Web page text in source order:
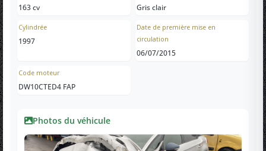
163 cv Gris clair
Cylindrée
1997
Date de première mise en
circulation
06/07/2015
Code moteur
DW10CTED4 FAP
Photos du véhicule